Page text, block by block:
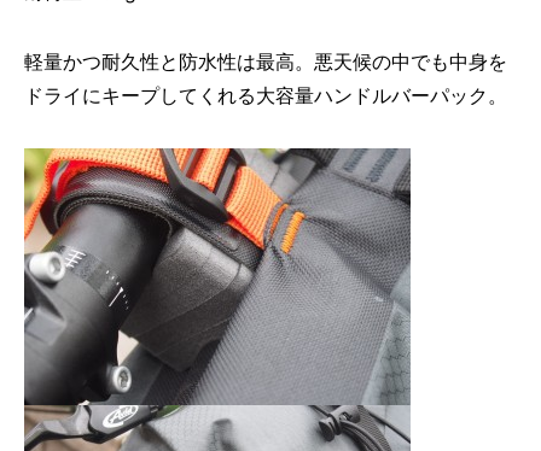
軽量かつ耐久性と防水性は最高。悪天候の中でも中身を
ドライにキープしてくれる大容量ハンドルバーパック。